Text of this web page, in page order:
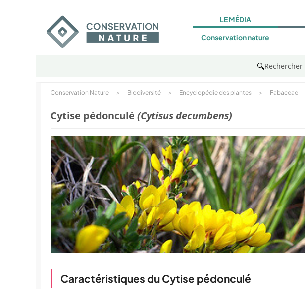
LE MÉDIA
Conservation nature
🔍
Conservation Nature > Biodiversité > Encyclopédie des plantes > Fabaceae
Cytise pédonculé (Cytisus decumbens)
Caractéristiques du Cytise pédonculé